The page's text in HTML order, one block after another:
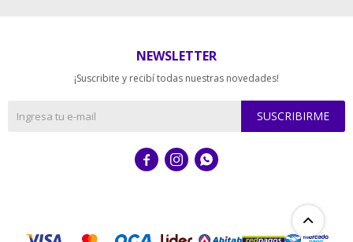
NEWSLETTER
¡Suscribite y recibí todas nuestras novedades!
SUSCRIBIRME
  